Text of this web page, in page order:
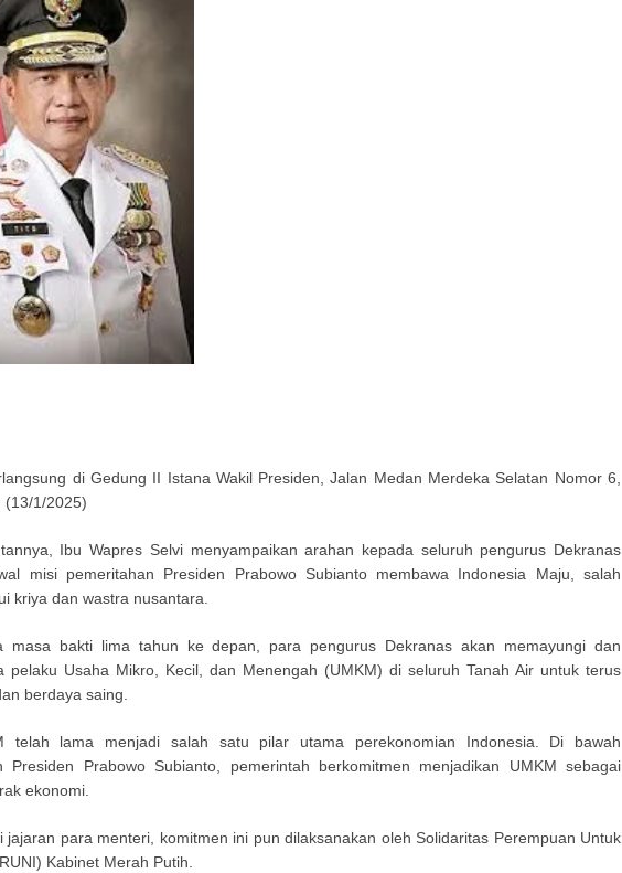
di Gedung II Istana Wakil Presiden, Jalan Medan Merdeka Selatan Nomor 6,
(13/1/2025)
Ibu Wapres Selvi menyampaikan arahan kepada seluruh pengurus Dekranas
misi pemeritahan Presiden Prabowo Subianto membawa Indonesia Maju, salah
kriya dan wastra nusantara.
masa bakti lima tahun ke depan, para pengurus Dekranas akan memayungi dan
pelaku Usaha Mikro, Kecil, dan Menengah (UMKM) di seluruh Tanah Air untuk terus
berdaya saing.
telah lama menjadi salah satu pilar utama perekonomian Indonesia. Di bawah
Presiden Prabowo Subianto, pemerintah berkomitmen menjadikan UMKM sebagai
ekonomi.
jajaran para menteri, komitmen ini pun dilaksanakan oleh Solidaritas Perempuan Untuk
Kabinet Merah Putih.